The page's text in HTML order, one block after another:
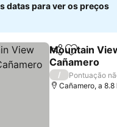
datas para ver os preços
PartilharAdicionar
Mountain
Cañamero
Ver preços
/
Pontuação
Cañamero, a